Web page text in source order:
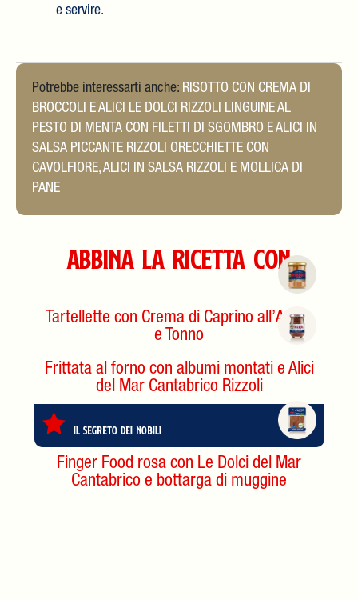
e servire.
Potrebbe interessarti anche: RISOTTO CON CREMA DI
BROCCOLI E ALICI LE DOLCI RIZZOLI LINGUINE AL
PESTO DI MENTA CON FILETTI DI SGOMBRO E ALICI IN
SALSA PICCANTE RIZZOLI ORECCHIETTE CON
CAVOLFIORE, ALICI IN SALSA RIZZOLI E MOLLICA DI
PANE
Abbina la Ricetta con
Tartellette con Crema di Caprino all’Aneto
e Tonno
Frittata al forno con albumi montati e Alici
del Mar Cantabrico Rizzoli
Il Segreto dei Nobili
Finger Food rosa con Le Dolci del Mar
Cantabrico e bottarga di muggine